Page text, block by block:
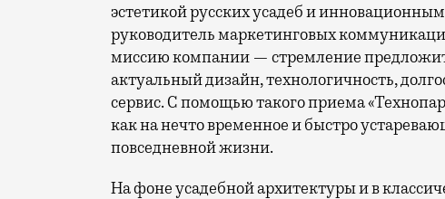
эстетикой русских усадеб и
руководитель маркетинговых
миссию компании — стремление
актуальный дизайн, технологичность,
сервис. С помощью такого приема
как на нечто временное и быстро
повседневной жизни.
На фоне усадебной архитектуры и в